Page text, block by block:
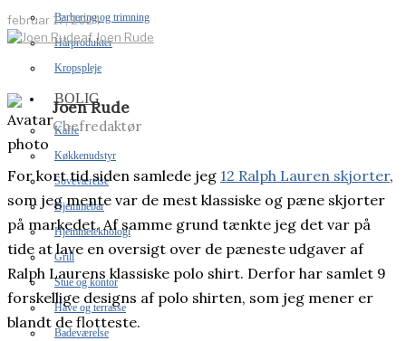
Barbering og trimning
Hårprodukter
Kropspleje
BOLIG
Kaffe
Køkkenudstyr
Soveværelse
Hjemmebar
Hjemmeteknologi
Grill
Stue og kontor
Have og terrasse
Badeværelse
februar 17, 2024
afJoen Rude
Joen Rude
Chefredaktør
For kort tid siden samlede jeg 12 Ralph Lauren skjorter,
som jeg mente var de mest klassiske og pæne skjorter
på markedet. Af samme grund tænkte jeg det var på
tide at lave en oversigt over de pæneste udgaver af
Ralph Laurens klassiske polo shirt. Derfor har samlet 9
forskellige designs af polo shirten, som jeg mener er
blandt de flotteste.